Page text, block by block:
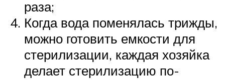
раза;
Когда вода поменялась трижды,
можно готовить емкости для
стерилизации, каждая хозяйка
делает стерилизацию по-